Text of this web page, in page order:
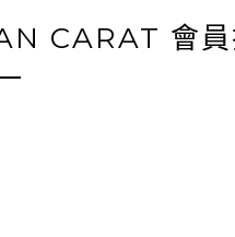
CARAT 會員